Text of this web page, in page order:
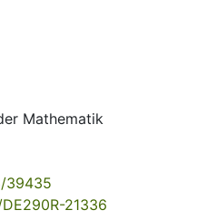
Mathematik
39435
21336